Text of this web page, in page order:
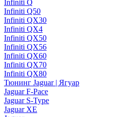
Infiniti Q
Infiniti Q50
Infiniti QX30
Infiniti QX4
Infiniti QX50
Infiniti QX56
Infiniti QX60
Infiniti QX70
Infiniti QX80
Тюнинг Jaguar | Ягуар
Jaguar F-Pace
Jaguar S-Type
Jaguar XE